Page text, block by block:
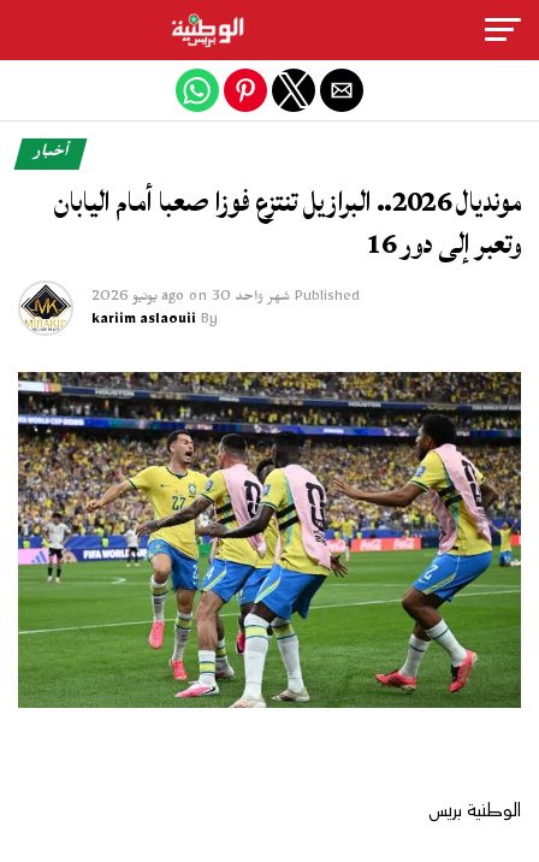
أخبار
مونديال 2026.. البرازيل تنتزع فوزا صعبا أمام اليابان
وتعبر إلى دور 16
Published شهر واحد ago on 30 يونيو 2026
By
kariim aslaouii
الوطنية بريس
Exit mobile version